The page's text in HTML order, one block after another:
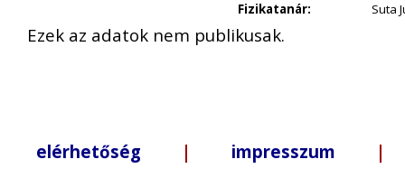
Fizikatanár:
Suta
Ezek az adatok nem publikusak.
elérhetőség | impresszum |